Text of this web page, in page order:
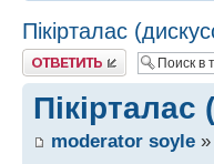
Пікірталас
Ответить
Пікірталас
moderator soyle